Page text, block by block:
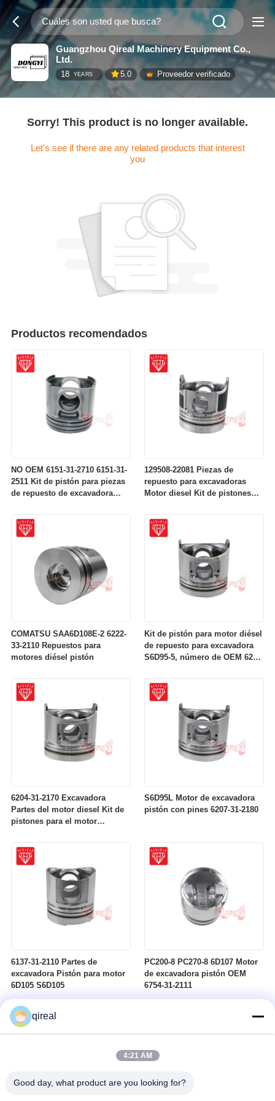
Guangzhou Qireal Machinery Equipment Co.,
Ltd.
18 YEARS 5.0 Proveedor verificado
Sorry! This product is no longer available.
Let's see if there are any related products that interest
you
Productos recomendados
NO OEM 6151-31-2710 6151-31-
2511 Kit de pistón para piezas
de repuesto de excavadora
129508-22081 Piezas de
repuesto para excavadoras
Motor diesel Kit de pistones
COMATSU SAA6D108E-2 6222-
33-2110 Repuestos para
motores diésel pistón
Kit de pistón para motor diésel
de repuesto para excavadora
S6D95-5, número de OEM 6207-
6204-31-2170 Excavadora
Partes del motor diesel Kit de
pistones para el motor
S6D95L Motor de excavadora
pistón con pines 6207-31-2180
6137-31-2110 Partes de
excavadora Pistón para motor
6D105 S6D105
PC200-8 PC270-8 6D107 Motor
de excavadora pistón OEM
6754-31-2111
qireal
4:21 AM
Good day, what product are you looking for?